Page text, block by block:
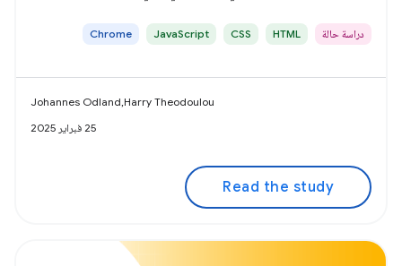
دراسة حالة HTML
CSS
JavaScript
Chrome
Johannes Odland,Harry Theodoulou
25 فبراير 2025
Read the study